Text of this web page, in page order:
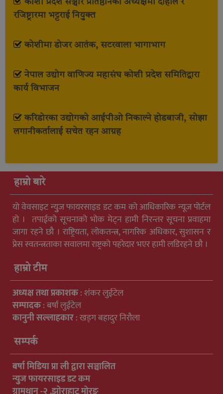
कोशी प्रदेश सञ्चार प्रतिष्ठानको अध्यक्षमा दाहाल र
रजिष्ट्रारमा भट्टराई नियुक्त
कोशीमा डोजर आतंक, सटरवाला भागाभाग
नेपाल उद्योग वाणिज्य महासंघ कोशी प्रदेश समितिद्वारा
कार्य विभाजन
करिडोरका उद्योगको आईपीओ निकाल्ने होडबाजी, सोझा
लगानीकर्तालाई सचेत रहन आग्रह
हाम्रो बारे
यो वेवसाइट न्युुज फायरसाइड डट कम को आधिकारिक न्यूज पोर्टल
हो । तपाईको सूचनाको भोक मेट्न हामी निरन्तर सूचना प्रवाहमा
जागा रहने छौ । राष्ट्रियता, लोकतन्त्र, नागरिक अधिकार, सुशासन र
प्रेस स्वतन्त्रताका सवालमा राष्ट्रको पहरेदार भएर हामी लडिरहने छौ ।
हाम्रो टीम
अध्यक्ष तथा प्रकाशक: शंकर लुईटेल
सम्पादक: बर्षा लुईटेल
कानुनी सल्लाहकार: खड्ग बहादुर निरौला
सम्पर्क
बर्षा मिडिया प्रा ली द्वारा सञ्चालित
न्युुज फायरसाइड डट कम